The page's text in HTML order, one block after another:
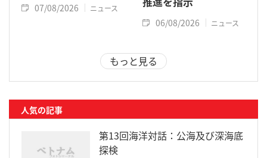
07/08/2026 ニュース
06/08/2026 ニュース
もっと見る
人気の記事
第13回海洋対話：公海及び深海底
探検